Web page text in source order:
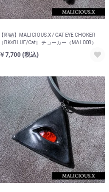
【即納】MALICIOUS.X / CAT EYE CHOKER
［BK×BLUE/Cat］ チョーカー（MAL008）
￥7,700 (税込)